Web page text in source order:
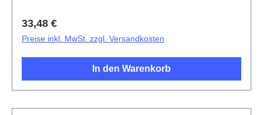
Regulärer Preis:
33,48 €
Preise inkl. MwSt. zzgl. Versandkosten
In den Warenkorb